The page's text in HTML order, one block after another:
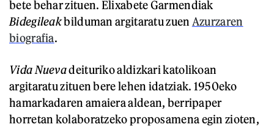
bete behar zituen. Elixabete Garmendiak
Bidegileakbilduman argitaratu zuen Azurzaren
biografia.
Vida Nuevadeituriko aldizkari katolikoan
argitaratu zituen bere lehen idatziak. 1950eko
hamarkadaren amaiera aldean, berripaper
horretan kolaboratzeko proposamena egin zioten,